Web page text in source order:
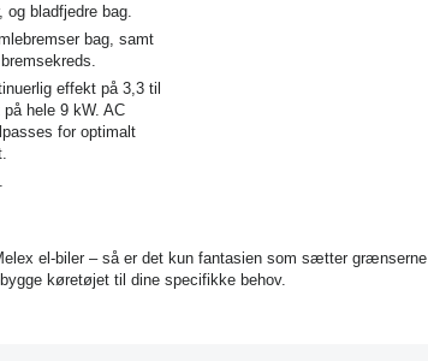
bladfjedre bag.
bag, samt
effekt på 3,3 til
hele 9 kW. AC
for optimalt
el-biler – så er det kun fantasien som sætter grænserne
køretøjet til dine specifikke behov.